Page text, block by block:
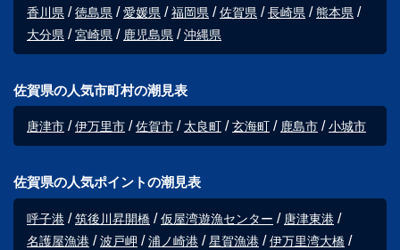
香川県
徳島県 愛媛県 福岡県 佐賀県 長崎県
熊本県
大分県
宮崎県 鹿児島県 沖縄県
佐賀県の人気市町村の潮見表
唐津市 伊万里市 佐賀市 太良町 玄海町 鹿島市 小城市
佐賀県の人気ポイントの潮見表
呼子港 筑後川昇開橋 仮屋湾遊漁センター
唐津東港
名護屋漁港
波戸岬 浦ノ崎港 星賀漁港
伊万里湾大橋